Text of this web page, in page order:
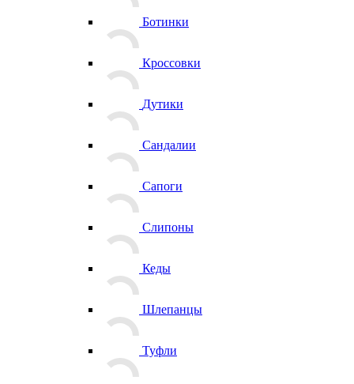
Ботинки
Кроссовки
Дутики
Сандалии
Сапоги
Слипоны
Кеды
Шлепанцы
Туфли